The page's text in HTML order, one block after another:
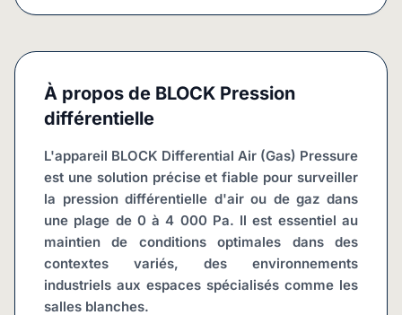
À propos de BLOCK Pression
différentielle
L'appareil BLOCK Differential Air (Gas) Pressure
est une solution précise et fiable pour surveiller
la pression différentielle d'air ou de gaz dans
une plage de 0 à 4 000 Pa. Il est essentiel au
maintien de conditions optimales dans des
contextes variés, des environnements
industriels aux espaces spécialisés comme les
salles blanches.